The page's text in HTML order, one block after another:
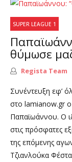
SUPER LEAGUE 1
θύμωσε
Regista Team
Συνέντευξη εφ’
στο lamianow.gr
Παπαϊωάννου. Ο
στις πρόσφατες
της επόμενης
Τζιανλούκα